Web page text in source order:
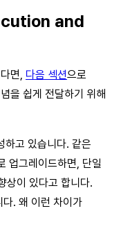
and
면, 다음 섹션으로
을 쉽게 전달하기 위해
고 있습니다. 같은
업그레이드하면, 단일
상이 있다고 합니다.
. 왜 이런 차이가